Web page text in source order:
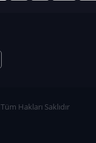
Tüm Hakları Saklıdır